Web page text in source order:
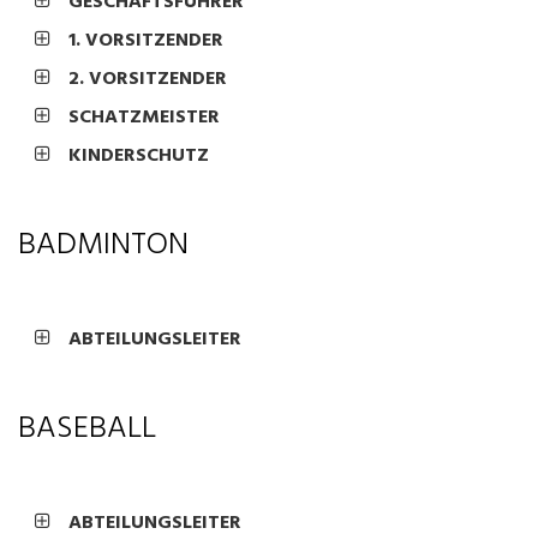
1. VORSITZENDER
2. VORSITZENDER
SCHATZMEISTER
KINDERSCHUTZ
BADMINTON
ABTEILUNGSLEITER
BASEBALL
ABTEILUNGSLEITER